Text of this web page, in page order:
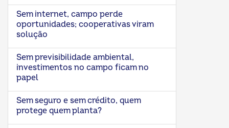
Sem internet, campo perde
oportunidades; cooperativas viram
solução
Sem previsibilidade ambiental,
investimentos no campo ficam no
papel
Sem seguro e sem crédito, quem
protege quem planta?